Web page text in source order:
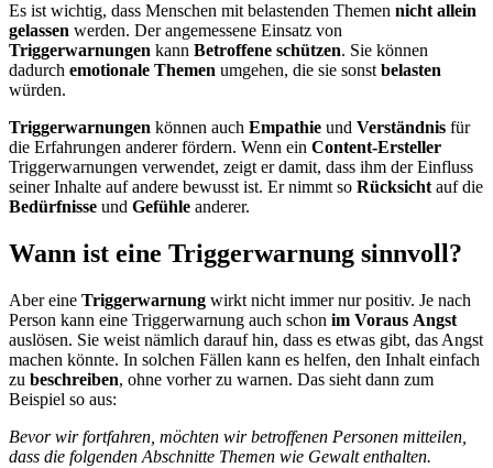
Es ist wichtig, dass Menschen mit belastenden Themen nicht allein
gelassen werden. Der angemessene Einsatz von
Triggerwarnungen kann Betroffene schützen. Sie können
dadurch emotionale Themen umgehen, die sie sonstbelasten
würden.
Triggerwarnungen können auch Empathie und Verständnis für
die Erfahrungen anderer fördern. Wenn ein Content-Ersteller
Triggerwarnungen verwendet, zeigt er damit, dass ihm der Einfluss
seiner Inhalte auf andere bewusst ist. Er nimmt so Rücksichtauf die
Bedürfnisse und Gefühle anderer.
Wann ist eine Triggerwarnung sinnvoll?
Aber eine Triggerwarnung wirkt nicht immer nur positiv. Je nach
Person kann eine Triggerwarnung auch schon im Voraus Angst
auslösen. Sie weist nämlich darauf hin, dass es etwas gibt, das Angst
machen könnte. In solchen Fällen kann es helfen, den Inhalt einfach
zu beschreiben, ohne vorher zu warnen. Das sieht dann zum
Beispiel so aus:
Bevor wir fortfahren, möchten wir betroffenen Personen mitteilen,
dass die folgenden Abschnitte Themen wie Gewalt enthalten.